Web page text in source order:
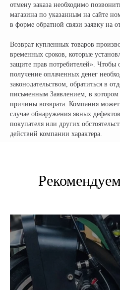
отмену заказа необходимо
магазина по указанным на сайте
в форме обратной связи заявку на
Возврат купленных товаров
временных сроков, которые
защите прав потребителей». Чтобы
получение оплаченных денег
законодательством, обратиться в
письменным Заявлением, в
причины возврата. Компания может
случае обнаружения явных
покупателя или других
действий компании характера.
Контакты
Блог
Электросамокаты
Грузовые
Аксессуары и
прочие товары
+ 7 (495) 320-95-
Официальный
брендов
КОМПАНИЯ: РАЗДЕЛЫ